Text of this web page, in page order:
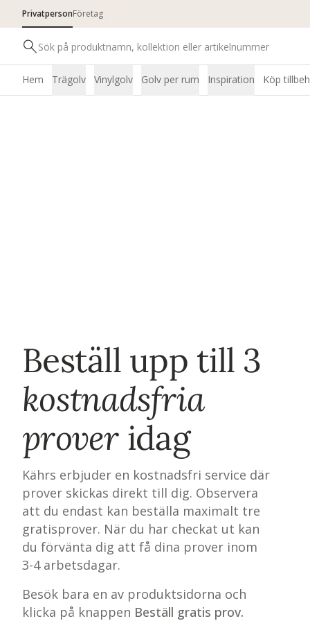
PrivatpersonFöretag
Hem Trägolv Vinylgolv Golv per rum Inspiration Köp
Beställ upp till 3
kostnadsfria
proveridag
Kährs erbjuder en kostnadsfri service där
prover skickas direkt till dig. Observera
att du endast kan beställa maximalt tre
gratisprover. När du har checkat ut kan
du förvänta dig att få dina prover inom
3-4 arbetsdagar.
Besök bara en av produktsidorna och
klicka på knappen Beställ gratis prov.